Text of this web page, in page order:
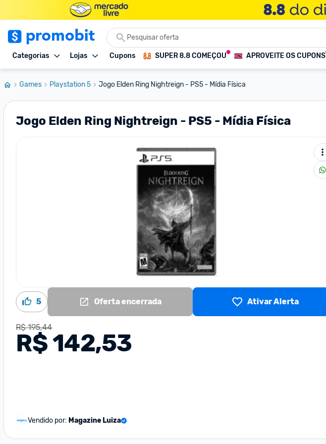
Categorias Lojas Cupons SUPER 8.8 COMEÇOU APROVEITE OS CUPONS
Games Playstation 5 Jogo Elden Ring Nightreign - PS5 - Mídia Física
Jogo Elden Ring Nightreign - PS5 - Mídia Física
5 Oferta encerrada Ativar Alerta
R$ 195,44
R$ 142,53
Vendido por: Magazine Luiza